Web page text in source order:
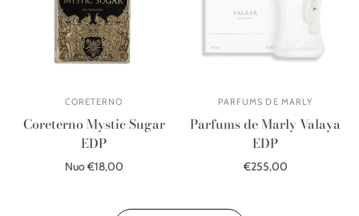
CORETERNO
Coreterno Mystic Sugar
EDP
Nuo €18,00
PARFUMS DE MARLY
Parfums de Marly Valaya
EDP
€255,00